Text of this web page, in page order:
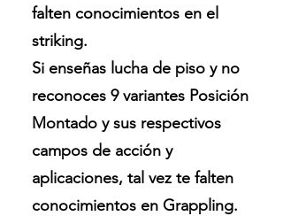
falten conocimientos en el
striking.
Si enseñas lucha de piso y no
reconoces 9 variantes Posición
Montado y sus respectivos
campos de acción y
aplicaciones, tal vez te falten
conocimientos en Grappling.